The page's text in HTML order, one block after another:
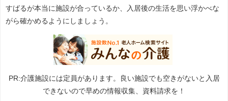
すばるが本当に施設が合っているか、入居後の生活を思い浮かべな
がら確かめるようにしましょう。
PR:介護施設には定員があります。良い施設でも空きがないと入居
できないので早めの情報収集、資料請求を！